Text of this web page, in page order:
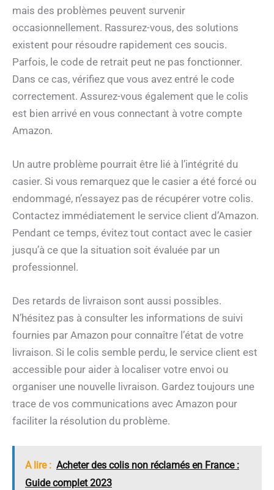
mais des problèmes peuvent survenir
occasionnellement. Rassurez-vous, des solutions
existent pour résoudre rapidement ces soucis.
Parfois, le code de retrait peut ne pas fonctionner.
Dans ce cas, vérifiez que vous avez entré le code
correctement. Assurez-vous également que le colis
est bien arrivé en vous connectant à votre compte
Amazon.
Un autre problème pourrait être lié à l’intégrité du
casier. Si vous remarquez que le casier a été forcé ou
endommagé, n’essayez pas de récupérer votre colis.
Contactez immédiatement le service client d’Amazon.
Pendant ce temps, évitez tout contact avec le casier
jusqu’à ce que la situation soit évaluée par un
professionnel.
Des retards de livraison sont aussi possibles.
N’hésitez pas à consulter les informations de suivi
fournies par Amazon pour connaître l’état de votre
livraison. Si le colis semble perdu, le service client est
accessible pour aider à localiser votre envoi ou
organiser une nouvelle livraison. Gardez toujours une
trace de vos communications avec Amazon pour
faciliter la résolution du problème.
A lire : Acheter des colis non réclamés en France :
Guide complet 2023